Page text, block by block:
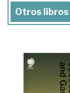
Otros libros